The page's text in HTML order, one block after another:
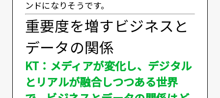
ンドになりそうです。
重要度を増すビジネスと
データの関係
KT：メディアが変化し、デジタル
とリアルが融合しつつある世界